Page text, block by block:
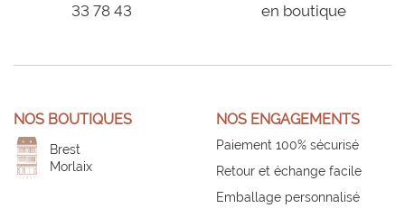
33 78 43
en boutique
NOS BOUTIQUES
Brest
Morlaix
NOS ENGAGEMENTS
Paiement 100% sécurisé
Retour et échange facile
Emballage personnalisé